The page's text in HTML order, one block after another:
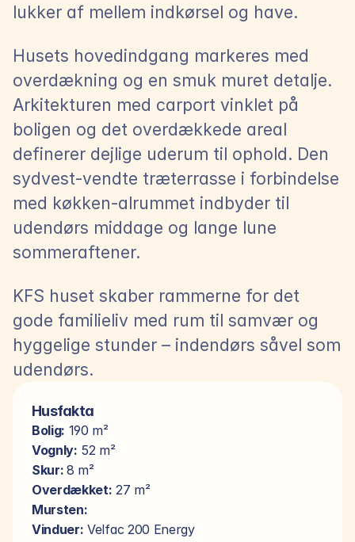
Husfakta
Bolig: 190 m²
Vognly: 52 m²
Skur: 8 m²
Overdækket: 27 m²
Mursten:
Vinduer: Velfac 200 Energy
lukker af mellem indkørsel og have.
Husets hovedindgang markeres med
overdækning og en smuk muret detalje.
Arkitekturen med carport vinklet på
boligen og det overdækkede areal
definerer dejlige uderum til ophold. Den
sydvest-vendte træterrasse i forbindelse
med køkken-alrummet indbyder til
udendørs middage og lange lune
sommeraftener.
KFS huset skaber rammerne for det
gode familieliv med rum til samvær og
hyggelige stunder – indendørs såvel som
udendørs.